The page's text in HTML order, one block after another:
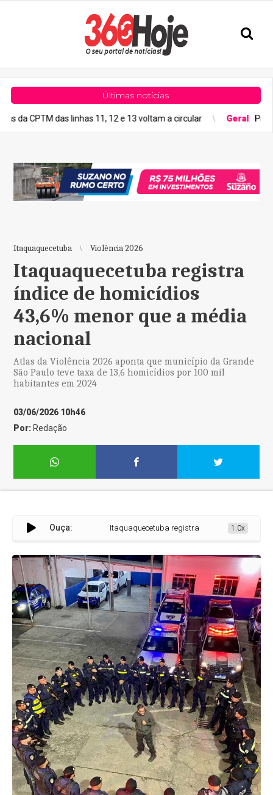
Últimas notícias
das linhas 11, 12 e 13 voltam a circular Geral Previsão do
Itaquaquecetuba Violência 2026
Itaquaquecetuba registra
índice de homicídios
43,6% menor que a média
nacional
Atlas da Violência 2026 aponta que município da Grande
São Paulo teve taxa de 13,6 homicídios por 100 mil
habitantes em 2024
03/06/2026 10h46
Por: Redação
Ouça: Itaquaquecetuba registra índice de homicídios
1.0x